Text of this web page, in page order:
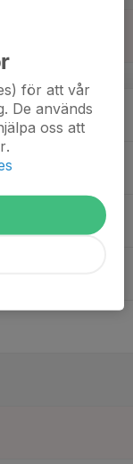
för att vår
De används
oss att